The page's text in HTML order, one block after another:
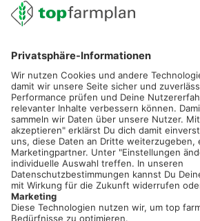
02501 801 44 84
Sei immer auf dem
Neue Features, spannende Tipps und